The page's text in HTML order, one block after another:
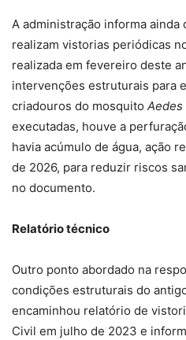
A administração informa ainda
realizam vistorias periódicas
realizada em fevereiro deste
intervenções estruturais para
criadouros do mosquito
executadas, houve a
havia acúmulo de água, ação
de 2026, para reduzir riscos
no documento.
Relatório técnico
Outro ponto abordado na
condições estruturais do
encaminhou relatório de
Civil em julho de 2023 e